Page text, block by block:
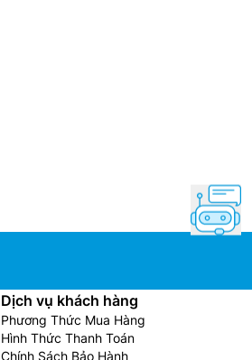
Dịch vụ khách hàng
Phương Thức Mua Hàng
Hình Thức Thanh Toán
Chính Sách Bảo Hành